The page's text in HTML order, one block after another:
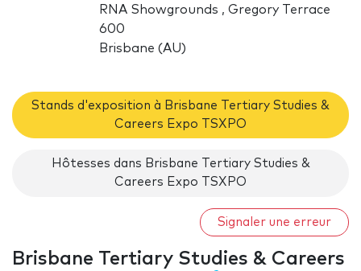
RNA Showgrounds , Gregory Terrace
600
Brisbane (AU)
Stands d'exposition à Brisbane Tertiary Studies &
Careers Expo TSXPO
Hôtesses dans Brisbane Tertiary Studies &
Careers Expo TSXPO
Signaler une erreur
Brisbane Tertiary Studies & Careers